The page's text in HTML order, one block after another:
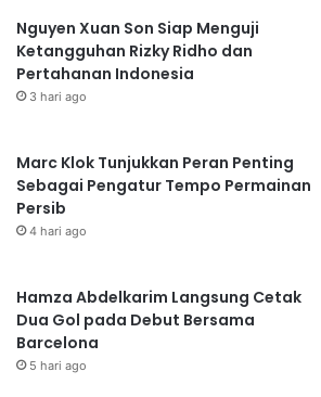
Nguyen Xuan Son Siap Menguji
Ketangguhan Rizky Ridho dan
Pertahanan Indonesia
3 hari ago
Marc Klok Tunjukkan Peran Penting
Sebagai Pengatur Tempo Permainan
Persib
4 hari ago
Hamza Abdelkarim Langsung Cetak
Dua Gol pada Debut Bersama
Barcelona
5 hari ago